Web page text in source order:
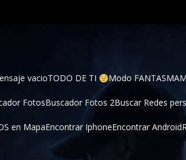
vacioTODO DE TI Modo FANTASMA
FotosBuscador Fotos 2Buscar Redes
en MapaEncontrar IphoneEncontrar Android